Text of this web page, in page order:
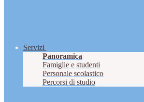
Servizi
Panoramica
Famiglie e studenti
Personale scolastico
Percorsi di studio